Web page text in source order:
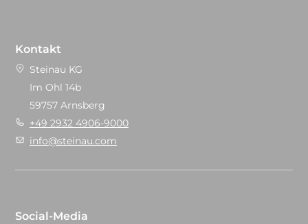
Kontakt
Steinau KG
Im Ohl 14b
59757 Arnsberg
+49 2932 4906-9000
info@steinau.com
Social-Media